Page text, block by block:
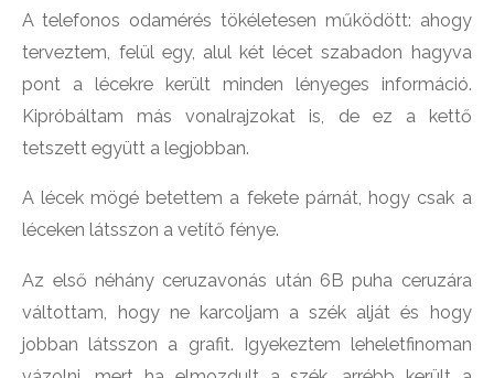
A telefonos odamérés tökéletesen működött: ahogy
terveztem, felül egy, alul két lécet szabadon hagyva
pont a lécekre került minden lényeges információ.
Kipróbáltam más vonalrajzokat is, de ez a kettő
tetszett együtt a legjobban.
A lécek mögé betettem a fekete párnát, hogy csak a
léceken látsszon a vetítő fénye.
Az első néhány ceruzavonás után 6B puha ceruzára
váltottam, hogy ne karcoljam a szék alját és hogy
jobban látsszon a grafit. Igyekeztem leheletfinoman